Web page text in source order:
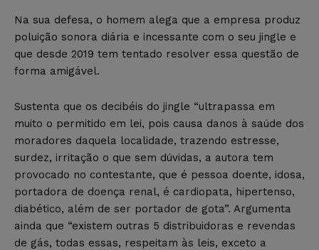
Na sua defesa, o homem alega que a empresa produz
poluição sonora diária e incessante com o seu jingle e
que desde 2019 tem tentado resolver essa questão de
forma amigável.
Sustenta que os decibéis do jingle “ultrapassa em
muito o permitido em lei, pois causa danos à saúde dos
moradores daquela localidade, trazendo estresse,
surdez, irritação o que sem dúvidas, a autora tem
provocado no contestante, que é pessoa doente, idosa,
portadora de doença renal, é cardiopata, hipertenso,
diabético, além de ser portador de gota”. Argumenta
ainda que “existem outras 5 distribuidoras e revendas
de gás, todas essas, respeitam às leis, exceto a